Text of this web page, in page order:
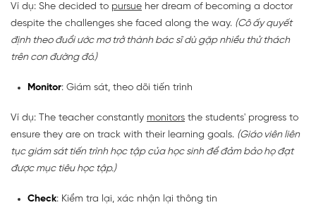
Ví dụ: She decided to pursue her dream of becoming a doctor
despite the challenges she faced along the way. (Cô ấy quyết
định theo đuổi ước mơ trở thành bác sĩ dù gặp nhiều thử thách
trên con đường đó.)
Monitor: Giám sát, theo dõi tiến trình
Ví dụ: The teacher constantly monitors the students' progress to
ensure they are on track with their learning goals. (Giáo viên liên
tục giám sát tiến trình học tập của học sinh để đảm bảo họ đạt
được mục tiêu học tập.)
Check: Kiểm tra lại, xác nhận lại thông tin